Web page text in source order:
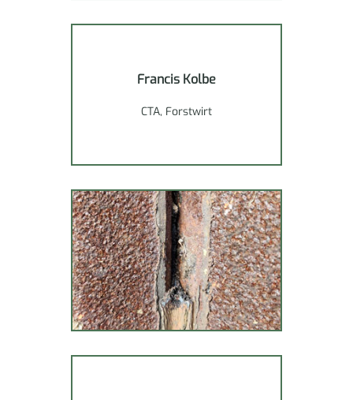
Francis Kolbe
CTA, Forstwirt